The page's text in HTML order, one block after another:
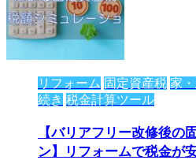
リフォーム 固定資産税 家
続き 税金計算ツール
【バリアフリー改修後の
ン】リフォームで税金が